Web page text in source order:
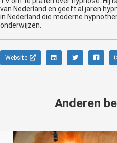
van Nederland en geeft al jaren
in Nederland die moderne
onderwijzen.
Website
Anderen